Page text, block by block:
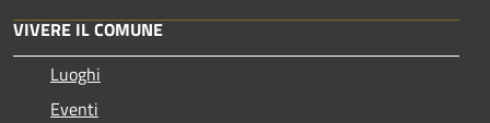
VIVERE IL COMUNE
Luoghi
Eventi